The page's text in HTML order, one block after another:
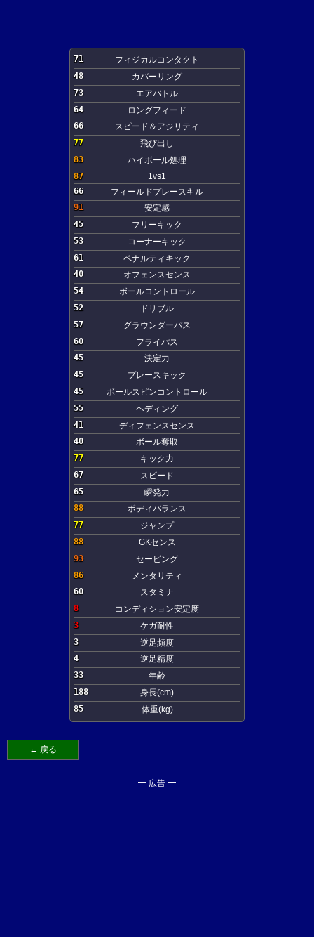
71
フィジカルコンタクト
48
カバーリング
73
エアバトル
64
ロングフィード
66
スピード＆アジリティ
77
飛び出し
83
ハイボール処理
87
1vs1
66
フィールドプレースキル
91
安定感
45
フリーキック
53
コーナーキック
61
ペナルティキック
40
オフェンスセンス
54
ボールコントロール
52
ドリブル
57
グラウンダーパス
60
フライパス
45
決定力
45
プレースキック
45
ボールスピンコントロール
55
ヘディング
41
ディフェンスセンス
40
ボール奪取
77
キック力
67
スピード
65
瞬発力
88
ボディバランス
77
ジャンプ
88
GKセンス
93
セービング
86
メンタリティ
60
スタミナ
8
コンディション安定度
3
ケガ耐性
3
逆足頻度
4
逆足精度
33
年齢
188
身長(cm)
85
体重(kg)
← 戻る
━ 広告 ━